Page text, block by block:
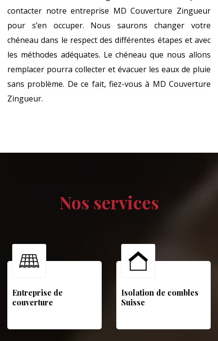
contacter notre entreprise MD Couverture Zingueur
pour s’en occuper. Nous saurons changer votre
chéneau dans le respect des différentes étapes et avec
les méthodes adéquates. Le chéneau que nous allons
remplacer pourra collecter et évacuer les eaux de pluie
sans problème. De ce fait, fiez-vous à MD Couverture
Zingueur.
Nos services
Entreprise de
couverture
Isolation de combles
Suisse